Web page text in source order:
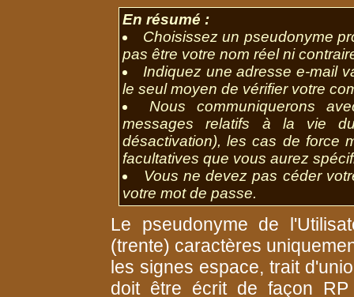
En résumé :
Choisissez un pseudonyme
pas être votre nom réel ni
Indiquez une adresse e-mail
le seul moyen de vérifier votre
Nous communiquerons
messages relatifs à la vie
désactivation), les cas de force
facultatives que vous aurez
Vous ne devez pas céder
votre mot de passe.
Le pseudonyme de
(trente) caractères
les signes espace, trait
doit être écrit de façon RP